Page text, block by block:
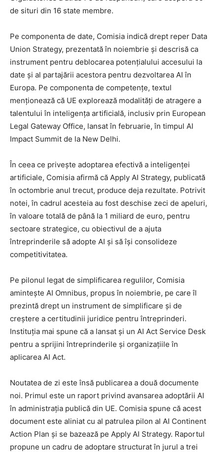
de situri din 16 state membre.
Pe componenta de date, Comisia indică drept reper Data
Union Strategy, prezentată în noiembrie și descrisă ca
instrument pentru deblocarea potențialului accesului la
date și al partajării acestora pentru dezvoltarea AI în
Europa. Pe componenta de competențe, textul
menționează că UE explorează modalități de atragere a
talentului în inteligența artificială, inclusiv prin European
Legal Gateway Office, lansat în februarie, în timpul AI
Impact Summit de la New Delhi.
În ceea ce privește adoptarea efectivă a inteligenței
artificiale, Comisia afirmă că Apply AI Strategy, publicată
în octombrie anul trecut, produce deja rezultate. Potrivit
notei, în cadrul acesteia au fost deschise zeci de apeluri,
în valoare totală de până la 1 miliard de euro, pentru
sectoare strategice, cu obiectivul de a ajuta
întreprinderile să adopte AI și să își consolideze
competitivitatea.
Pe pilonul legat de simplificarea regulilor, Comisia
amintește AI Omnibus, propus în noiembrie, pe care îl
prezintă drept un instrument de simplificare și de
creștere a certitudinii juridice pentru întreprinderi.
Instituția mai spune că a lansat și un AI Act Service Desk
pentru a sprijini întreprinderile și organizațiile în
aplicarea AI Act.
Noutatea de zi este însă publicarea a două documente
noi. Primul este un raport privind avansarea adoptării AI
în administrația publică din UE. Comisia spune că acest
document este aliniat cu al patrulea pilon al AI Continent
Action Plan și se bazează pe Apply AI Strategy. Raportul
propune un cadru de adoptare structurat în jurul a trei